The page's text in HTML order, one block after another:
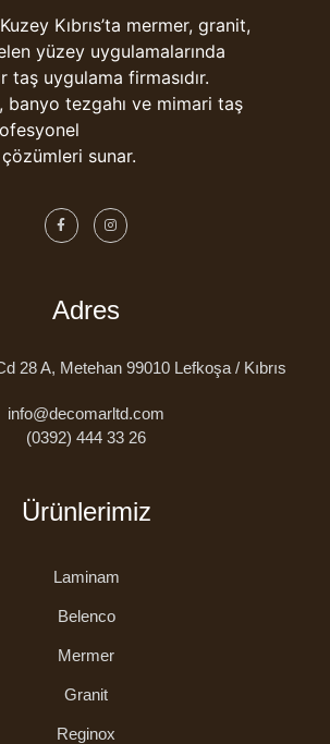
Kıbrıs’ta mermer, granit,
yüzey uygulamalarında
taş uygulama firmasıdır.
banyo tezgahı ve mimari taş
çözümleri sunar.
Adres
28 A, Metehan 99010 Lefkoşa / Kıbrıs
info@decomarltd.com
(0392) 444 33 26
Ürünlerimiz
Laminam
Belenco
Mermer
Granit
Reginox